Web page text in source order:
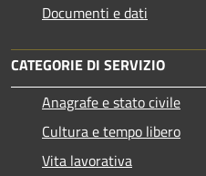
Documenti e dati
CATEGORIE DI SERVIZIO
Anagrafe e stato civile
Cultura e tempo libero
Vita lavorativa